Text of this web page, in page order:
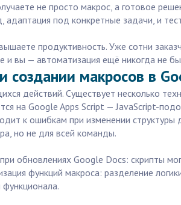
не просто макрос, а готовое
под конкретные задачи, и
продуктивность. Уже сотни
и вы — автоматизация ещё никогда не
создании макросов в
действий. Существует несколько
на Google Apps Script — JavaScript-
к ошибкам при изменении
но не для всей команды.
обновлениях Google Docs: скрипты
функций макроса: разделение